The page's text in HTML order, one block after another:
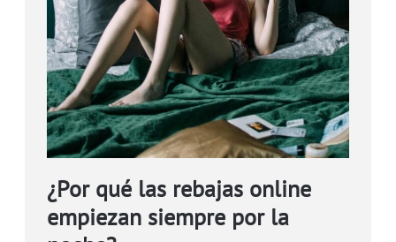
¿Por qué las rebajas online
empiezan siempre por la